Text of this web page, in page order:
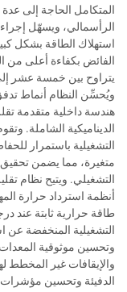
المتكامل الحاجة إلى
الرأسمالي، ويسهّل
استهلاك الطاقة بشكل
الفائض بكفاءة أعلى من
يتراوح بين خمسة عشر إلى
ويُحسِّن النظام أنماط
هندسة داخلية متقدمة
الديناميكية الشاملة.
التشغيلية باستمرار
متغيرة، مما يضمن
التشغيلي. ويتيح نظام
أنظمة استرداد حرارة
طاقة حرارية ثابتة عند
التشغيلية المنخفضة عن
وتحسين موثوقية
والإيقافات غير المخطط
الدفيئة وتحسين